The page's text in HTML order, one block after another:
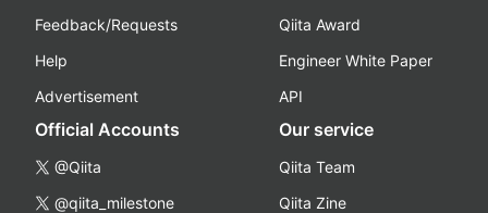
Feedback/Requests
Help
Advertisement
Qiita Award
Engineer White Paper
API
Official Accounts
@Qiita
@qiita_milestone
Our service
Qiita Team
Qiita Zine